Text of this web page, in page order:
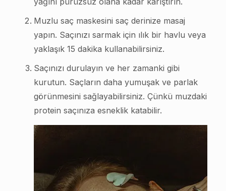
Muzlu saç maskesini saç derinize masaj
yapın. Saçınızı sarmak için ılık bir havlu veya
yaklaşık 15 dakika kullanabilirsiniz.
Saçınızı durulayın ve her zamanki gibi
kurutun. Saçların daha yumuşak ve parlak
görünmesini sağlayabilirsiniz. Çünkü muzdaki
protein saçınıza esneklik katabilir.